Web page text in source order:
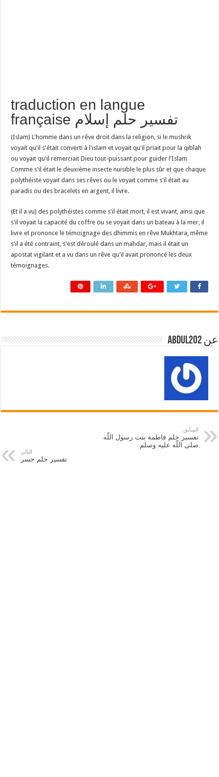
traduction en langue
française تفسير حلم إسلام
(Islam) L'homme dans un rêve droit dans la religion, si le mushrik
voyait qu'il s'était converti à l'islam et voyait qu'il priait pour la qiblah
ou voyait qu'il remerciait Dieu tout-puissant pour guider l'Islam
Comme s'il était le deuxième insecte nuisible le plus sûr et que chaque
polythéiste voyait dans ses rêves ou le voyait comme s'il était au
paradis ou des bracelets en argent, il livre.
(Et il a vu) des polythéistes comme s'il était mort, il est vivant, ainsi que
s'il voyait la capacité du coffre ou se voyait dans un bateau à la mer, il
livre et prononce le témoignage des dhimmis en rêve Mukhtara, même
s'il a été contraint, s'est déroulé dans un mahdar, mais il était un
apostat vigilant et a vu dans un rêve qu'il avait prononcé les deux
témoignages.
عن abdul202
السابق
تفسير حلم فاطمة بنت رسول اللّه
صلى اللّه عليه وسلم
التالي
تفسير حلم جسر